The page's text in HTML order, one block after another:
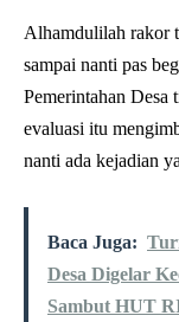
Alhamdulilah rakor
sampai nanti pas
Pemerintahan Desa
evaluasi itu
nanti ada kejadian
Baca Juga:
Desa Digelar
Sambut HUT